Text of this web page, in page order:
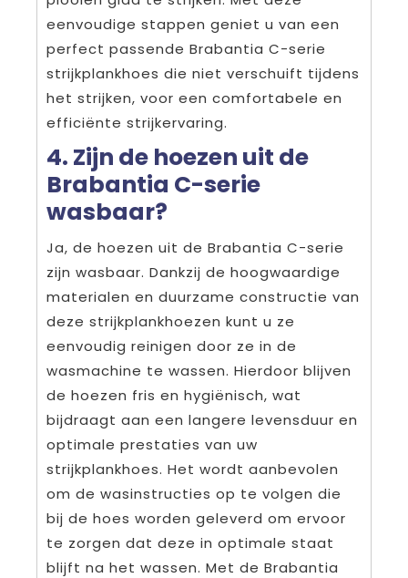
eenvoudige stappen geniet u van een
perfect passende Brabantia C-serie
strijkplankhoes die niet verschuift tijdens
het strijken, voor een comfortabele en
efficiënte strijkervaring.
4. Zijn de hoezen uit de
Brabantia C-serie
wasbaar?
Ja, de hoezen uit de Brabantia C-serie
zijn wasbaar. Dankzij de hoogwaardige
materialen en duurzame constructie van
deze strijkplankhoezen kunt u ze
eenvoudig reinigen door ze in de
wasmachine te wassen. Hierdoor blijven
de hoezen fris en hygiënisch, wat
bijdraagt aan een langere levensduur en
optimale prestaties van uw
strijkplankhoes. Het wordt aanbevolen
om de wasinstructies op te volgen die
bij de hoes worden geleverd om ervoor
te zorgen dat deze in optimale staat
blijft na het wassen. Met de Brabantia